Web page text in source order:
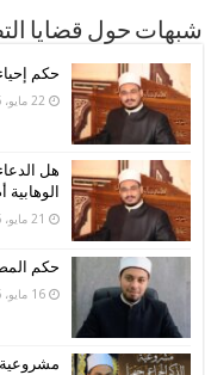
شبهات حول قضايا
حكم
22 مايو، 2026
هل
21 مايو، 2026
حكم
16 مايو، 2026
مشروعية